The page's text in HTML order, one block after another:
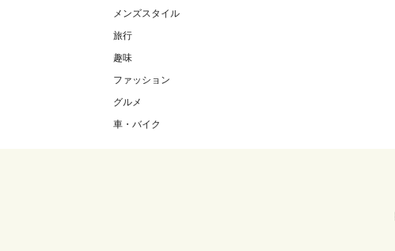
メンズスタイル
旅行
趣味
ファッション
グルメ
車・バイク